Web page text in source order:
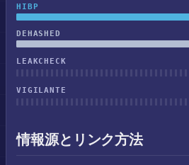
HIBP
DEHASHED
LEAKCHECK
VIGILANTE
情報源とリンク方法